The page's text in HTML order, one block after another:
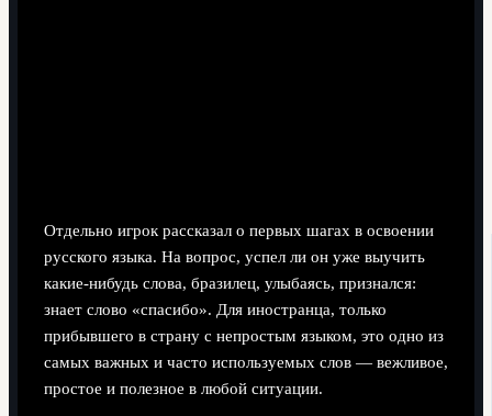
Отдельно игрок рассказал о первых шагах в освоении
русского языка. На вопрос, успел ли он уже выучить
какие-нибудь слова, бразилец, улыбаясь, признался:
знает слово «спасибо». Для иностранца, только
прибывшего в страну с непростым языком, это одно из
самых важных и часто используемых слов — вежливое,
простое и полезное в любой ситуации.